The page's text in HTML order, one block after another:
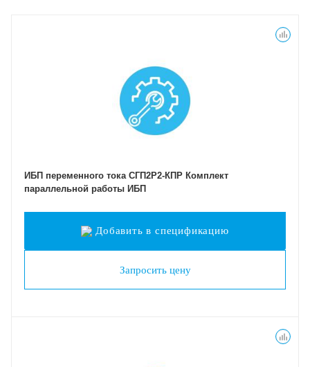
ИБП переменного тока СГП2Р2-КПР Комплект
параллельной работы ИБП
Добавить в спецификацию
Запросить цену